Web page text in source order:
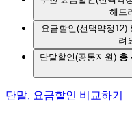
해드
요금할인(선택약정12)
려
단말할인(공통지원) 총
단말, 요금할인 비교하기